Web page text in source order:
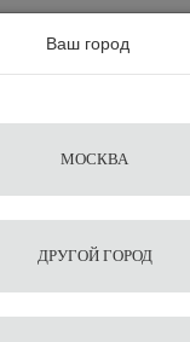
Ваш город
МОСКВА
ДРУГОЙ ГОРОД